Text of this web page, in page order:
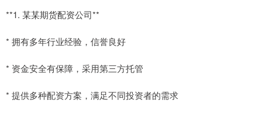
**1. 某某期货配资公司**
* 拥有多年行业经验，信誉良好
* 资金安全有保障，采用第三方托管
* 提供多种配资方案，满足不同投资者的需求